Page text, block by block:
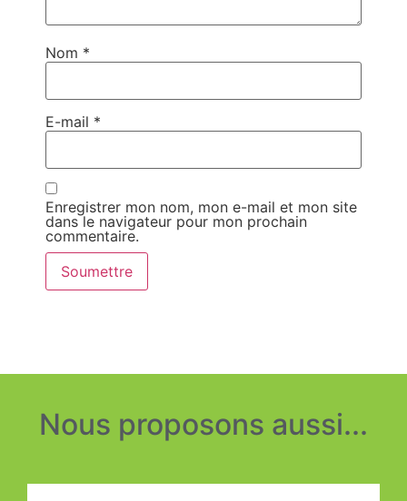
Nom *
E-mail *
Enregistrer mon nom, mon e-mail et mon site
dans le navigateur pour mon prochain
commentaire.
Nous proposons aussi...